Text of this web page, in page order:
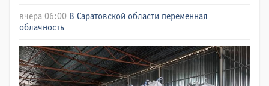
вчера 06:00 В Саратовской области переменная
облачность